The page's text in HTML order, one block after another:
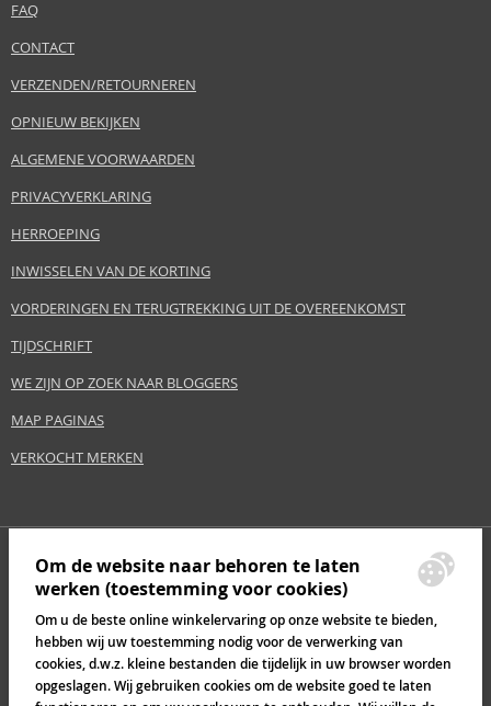
FAQ
CONTACT
VERZENDEN/RETOURNEREN
OPNIEUW BEKIJKEN
ALGEMENE VOORWAARDEN
PRIVACYVERKLARING
HERROEPING
INWISSELEN VAN DE KORTING
VORDERINGEN EN TERUGTREKKING UIT DE OVEREENKOMST
TIJDSCHRIFT
WE ZIJN OP ZOEK NAAR BLOGGERS
MAP PAGINAS
VERKOCHT MERKEN
Om de website naar behoren te laten
werken (toestemming voor cookies)
Om u de beste online winkelervaring op onze website te bieden,
hebben wij uw toestemming nodig voor de verwerking van
cookies, d.w.z. kleine bestanden die tijdelijk in uw browser worden
opgeslagen. Wij gebruiken cookies om de website goed te laten